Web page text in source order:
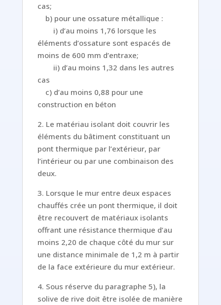
cas;
b) pour une ossature métallique :
i) d’au moins 1,76 lorsque les
éléments d’ossature sont espacés de
moins de 600 mm d’entraxe;
ii) d’au moins 1,32 dans les autres
cas
c) d’au moins 0,88 pour une
construction en béton
2. Le matériau isolant doit couvrir les
éléments du bâtiment constituant un
pont thermique par l’extérieur, par
l’intérieur ou par une combinaison des
deux.
3. Lorsque le mur entre deux espaces
chauffés crée un pont thermique, il doit
être recouvert de matériaux isolants
offrant une résistance thermique d’au
moins 2,20 de chaque côté du mur sur
une distance minimale de 1,2 m à partir
de la face extérieure du mur extérieur.
4. Sous réserve du paragraphe 5), la
solive de rive doit être isolée de manière